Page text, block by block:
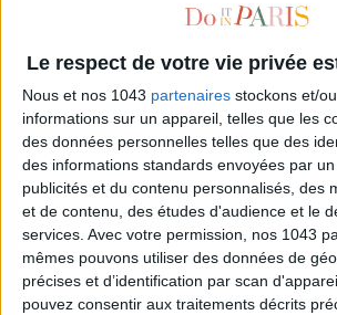
Le respect de votre vie privée
Nous et nos 1043 partenaires stockons et/
informations sur un appareil, telles que les
des données personnelles telles que des
des informations standards envoyées par
publicités et du contenu personnalisés, des
et de contenu, des études d'audience et le
services. Avec votre permission, nos 1043
mêmes pouvons utiliser des données de
précises et d’identification par scan
pouvez consentir aux traitements décrits
Inscrivez-vous à notre